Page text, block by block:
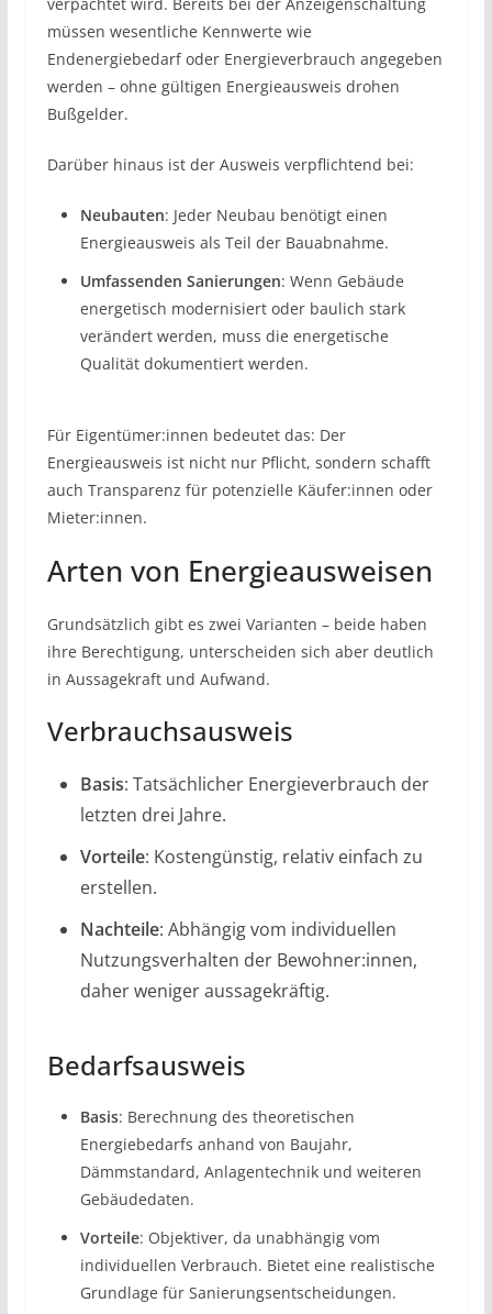
müssen wesentliche Kennwerte wie
Endenergiebedarf oder Energieverbrauch angegeben
werden – ohne gültigen Energieausweis drohen
Bußgelder.
Darüber hinaus ist der Ausweis verpflichtend bei:
Neubauten: Jeder Neubau benötigt einen
Energieausweis als Teil der Bauabnahme.
Umfassenden Sanierungen: Wenn Gebäude
energetisch modernisiert oder baulich stark
verändert werden, muss die energetische
Qualität dokumentiert werden.
Für Eigentümer:innen bedeutet das: Der
Energieausweis ist nicht nur Pflicht, sondern schafft
auch Transparenz für potenzielle Käufer:innen oder
Mieter:innen.
​Arten von Energieausweisen
Grundsätzlich gibt es zwei Varianten – beide haben
ihre Berechtigung, unterscheiden sich aber deutlich
in Aussagekraft und Aufwand.
​Verbrauchsausweis
Basis: Tatsächlicher Energieverbrauch der
letzten drei Jahre.
Vorteile: Kostengünstig, relativ einfach zu
erstellen.
Nachteile: Abhängig vom individuellen
Nutzungsverhalten der Bewohner:innen,
daher weniger aussagekräftig.
​Bedarfsausweis
Basis: Berechnung des theoretischen
Energiebedarfs anhand von Baujahr,
Dämmstandard, Anlagentechnik und weiteren
Gebäudedaten.
Vorteile: Objektiver, da unabhängig vom
individuellen Verbrauch. Bietet eine realistische
Grundlage für Sanierungsentscheidungen.